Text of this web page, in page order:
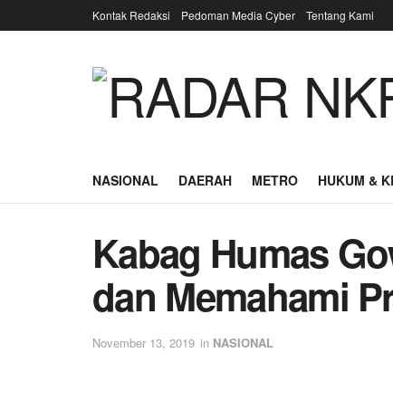
Kontak Redaksi Pedoman Media Cyber Tentang Kami
NASIONAL DAERAH METRO HUKUM &
Kabag Humas
dan Memahami
November 13, 2019 in NASIONAL